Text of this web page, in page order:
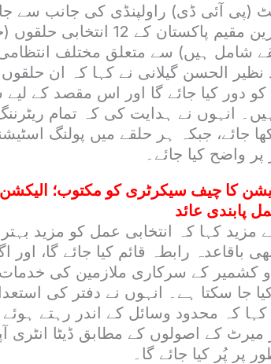
(پی آئی ڈی) راولپنڈی کی جانب سے
کشمیر کے 6 حلقے شامل ہیں) سے متعلق مختلف
الحسن گیلانی نے کہا کہ ان حلقوں
کو دور کیا جائے گا اور اس مقصد کے
جائے، جبکہ ہر حلقے میں پولنگ
واضح کیا جائے۔
کا چیف سیکرٹری کو مکتوب؛
پابندی عائد
مزید کہا کہ انتخابی عمل کو مزید بہتر
رابطہ قائم کیا جائے گا، اور
کشمیر کے سرکاری ملازمین کی
جا سکتا ہے۔ انہوں نے دفتر کی
کہ محدود وسائل کے اندر رہتے
میرٹ کے اصولوں کے مطابق ڈیٹا انٹری
پر پُر کیا جائے گا۔